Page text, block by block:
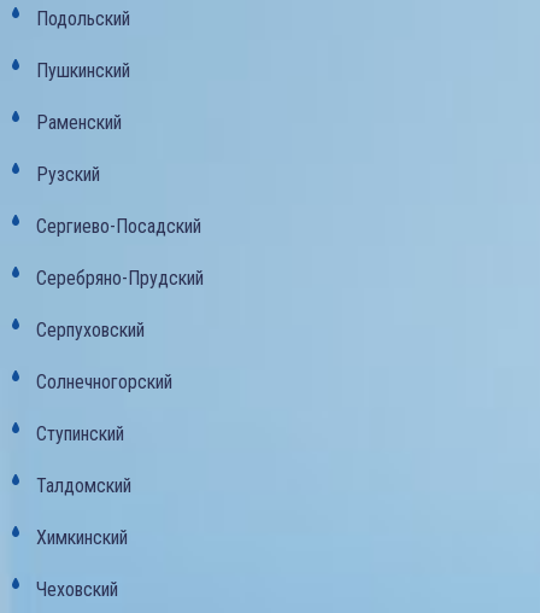
Подольский
Пушкинский
Раменский
Рузский
Сергиево-Посадский
Серебряно-Прудский
Серпуховский
Солнечногорский
Ступинский
Талдомский
Химкинский
Чеховский